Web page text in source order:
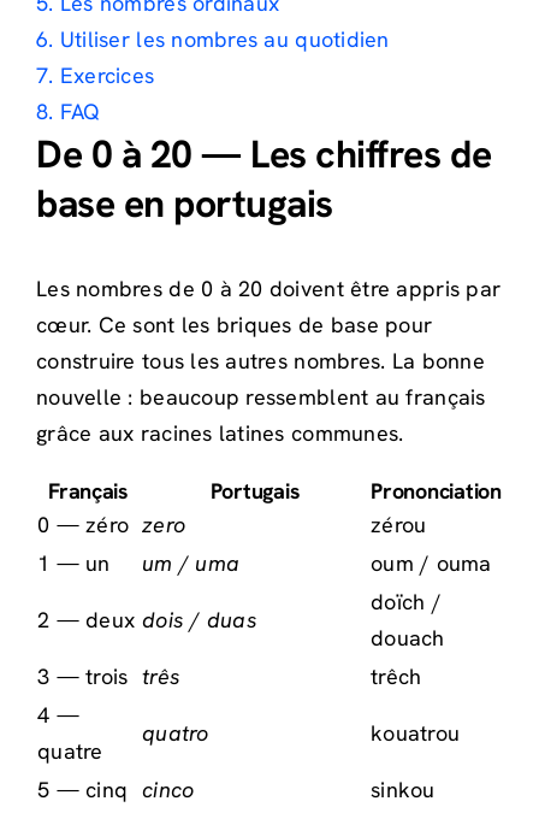
6. Utiliser les nombres au quotidien
7. Exercices
8. FAQ
De 0 à 20 — Les chiffres de
base en portugais
Les nombres de 0 à 20 doivent être appris par
cœur. Ce sont les briques de base pour
construire tous les autres nombres. La bonne
nouvelle : beaucoup ressemblent au français
grâce aux racines latines communes.
Français Portugais
Prononciation
0 — zéro zero
zérou
1 — un
um / uma oum / ouma
2 — deux dois / duas
doïch /
douach
3 — trois três
trêch
4 —
quatre
quatro kouatrou
5 — cinq cinco
sinkou